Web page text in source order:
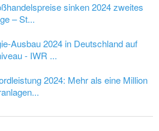
sinken 2024 zweites
– St...
Ausbau 2024 in Deutschland auf
- IWR ...
2024: Mehr als eine Million